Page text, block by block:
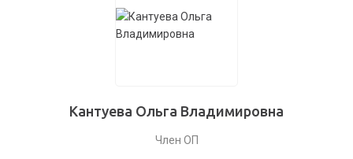
Кантуева Ольга Владимировна
Член ОП